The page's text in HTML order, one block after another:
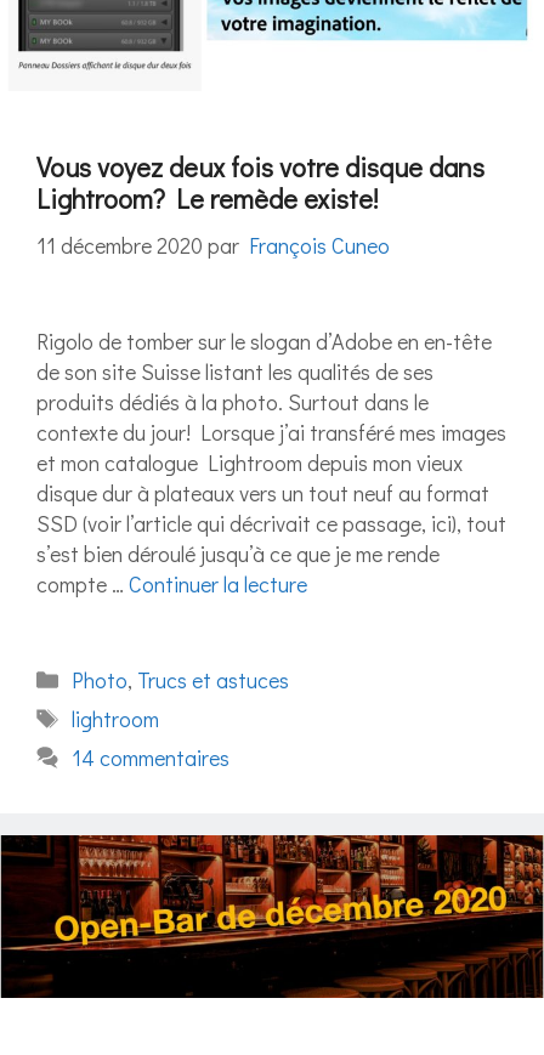
Vous voyez deux fois votre disque dans
Lightroom? Le remède existe!
11 décembre 2020 par François Cuneo
Rigolo de tomber sur le slogan d’Adobe en en-tête
de son site Suisse listant les qualités de ses
produits dédiés à la photo. Surtout dans le
contexte du jour! Lorsque j’ai transféré mes images
et mon catalogue Lightroom depuis mon vieux
disque dur à plateaux vers un tout neuf au format
SSD (voir l’article qui décrivait ce passage, ici), tout
s’est bien déroulé jusqu’à ce que je me rende
compte … Continuer la lecture
Catégories
Photo, Trucs et astuces
Étiquettes
lightroom
14 commentaires